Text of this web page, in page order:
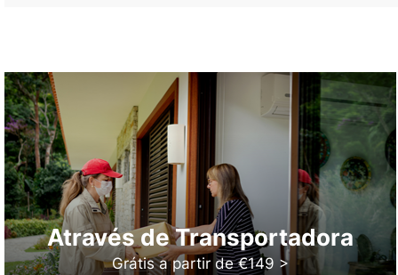
Através de Transportadora
Grátis a partir de €149 >